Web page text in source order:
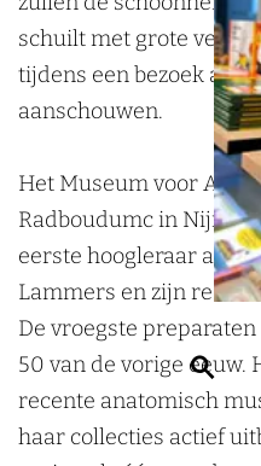
Z
o
e
t
o
m
i
e
e
n
P
a
t
h
o
l
n
a
t
o
i
e
e
n
P
a
t
h
A
n
a
t
m
i
e
e
n
P
a
t
t
o
m
i
e
n
P
a
t
h
o
l
r
A
n
a
o
m
i
e
e
n
P
a
schuilt met grote
tijdens een bezoek aan
aanschouwen.
Het Museum voor
Radboudumc in
eerste hoogleraar
Lammers en zijn
De vroegste
50 van de vorige eeuw.
recente anatomisch
haar collecties actief